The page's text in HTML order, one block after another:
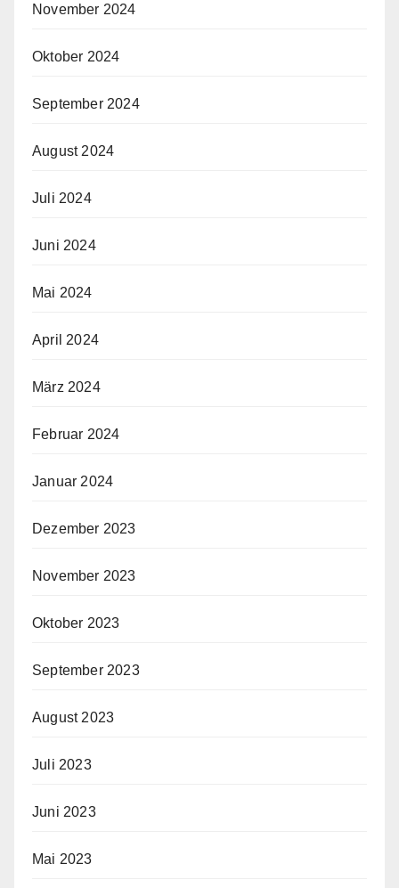
November 2024
Oktober 2024
September 2024
August 2024
Juli 2024
Juni 2024
Mai 2024
April 2024
März 2024
Februar 2024
Januar 2024
Dezember 2023
November 2023
Oktober 2023
September 2023
August 2023
Juli 2023
Juni 2023
Mai 2023